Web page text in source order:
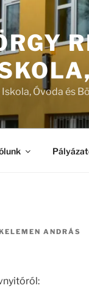
Óvoda és
ANDRÁS